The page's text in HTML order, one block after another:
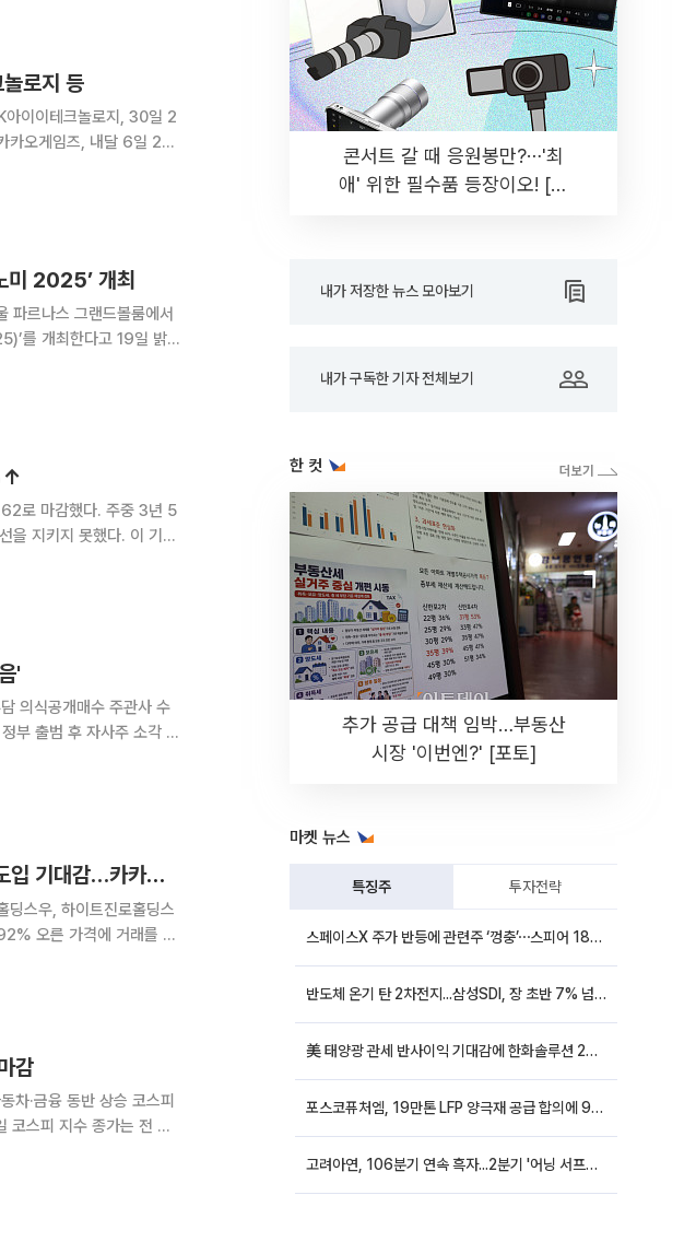
로지 등
미 2025’ 개최
파르나스 그랜드볼룸에서
를 개최한다고 19일 밝
로 마감했다. 주중 3년 5
을 지키지 못했다. 이 기간
'
의식공개매수 주관사 수
[급등락주 짚어보기] 이재명 정부 원화 스테이블코인 도입 기대감…카카오페이 上
딩스우, 하이트진로홀딩스
감
융 동반 상승 코스피
콘서트 갈 때 응원봉만?⋯'최
애' 위한 필수품 등장이오! [솔
내가 저장한 뉴스 모아보기
내가 구독한 기자 전체보기
한 컷
추가 공급 대책 임박…부동산
시장 '이번엔?' [포토]
마켓 뉴스
특징주 투자전략
스페이스X 주가 반등에 관련주 ‘껑충’⋯스피어 18%ㆍ에이치브이엠 12%↑
반도체 온기 탄 2차전지...삼성SDI, 장 초반 7% 넘게 껑충
美 태양광 관세 반사이익 기대감에 한화솔루션 20%대·OCI홀딩스 14%대 급등
포스코퓨처엠, 19만톤 LFP 양극재 공급 합의에 9%대 강세
고려아연, 106분기 연속 흑자...2분기 '어닝 서프라이즈'에 장 초반 12%대 강세